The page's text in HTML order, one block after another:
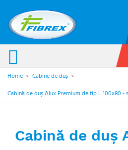
Home > Cabine de duș >
Cabină de duș Alux Premium de tip L 100x80 -
Cabină de duș